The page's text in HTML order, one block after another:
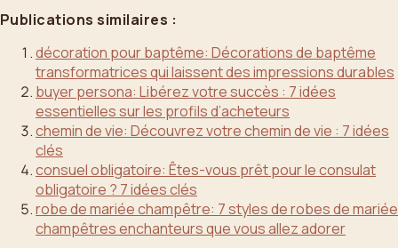
Publications similaires :
décoration pour baptême: Décorations de baptême
transformatrices qui laissent des impressions durables
buyer persona: Libérez votre succès : 7 idées
essentielles sur les profils d’acheteurs
chemin de vie: Découvrez votre chemin de vie : 7 idées
clés
consuel obligatoire: Êtes-vous prêt pour le consulat
obligatoire ? 7 idées clés
robe de mariée champêtre: 7 styles de robes de mariée
champêtres enchanteurs que vous allez adorer